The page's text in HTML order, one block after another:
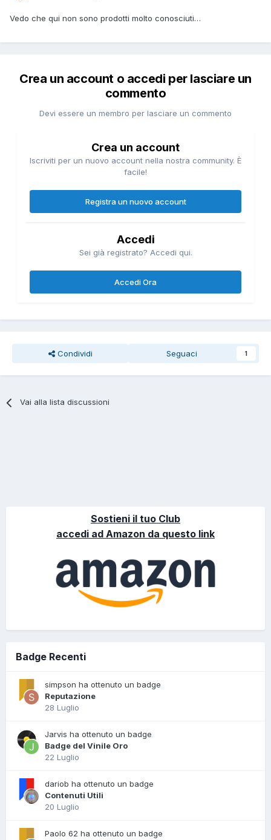
Vedo che qui non sono prodotti molto conosciuti…
Crea un account o accedi per lasciare un
commento
Devi essere un membro per lasciare un commento
Crea un account
Iscriviti per un nuovo account nella nostra community. È
facile!
Registra un nuovo account
Accedi
Sei già registrato? Accedi qui.
Accedi Ora
Condividi Seguaci 1
Vai alla lista discussioni
Sostieni il tuo Club
accedi ad Amazon da questo link
Badge Recenti
simpson ha ottenuto un badge
Reputazione
28 Luglio
Jarvis ha ottenuto un badge
Badge del Vinile Oro
22 Luglio
dariob ha ottenuto un badge
Contenuti Utili
20 Luglio
Paolo 62 ha ottenuto un badge